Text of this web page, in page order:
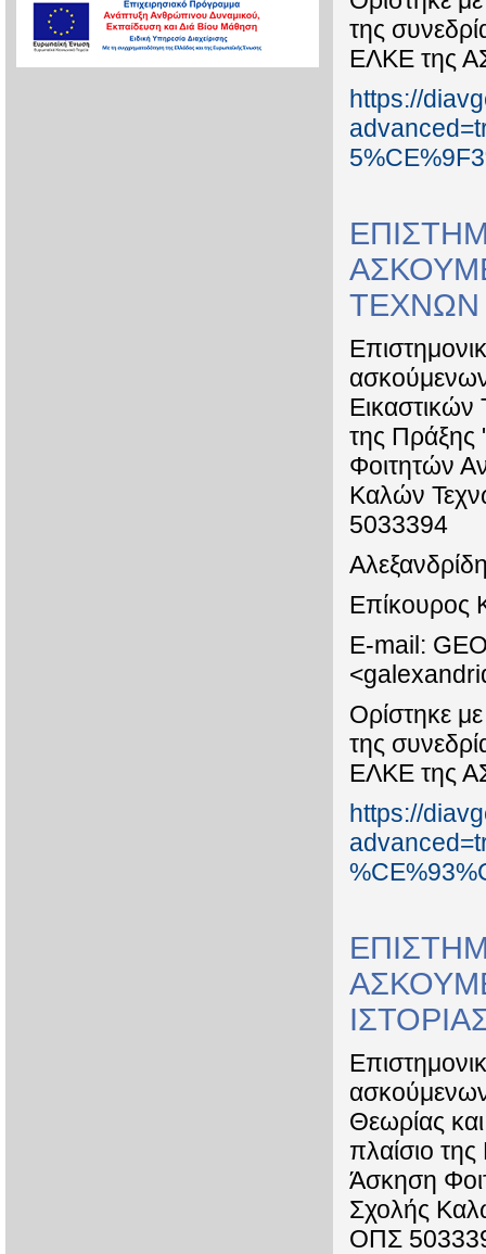
της
ΕΛΚΕ της
https://
ΤΕΧΝΩΝ
Εικαστικών
της Πράξης
Φοιτητών
Καλών
5033394
Επίκουρος
E-mail:
Ορίστηκε
της
ΕΛΚΕ της
https://
Θεωρίας
πλαίσιο
Άσκηση
Σχολής
ΟΠΣ